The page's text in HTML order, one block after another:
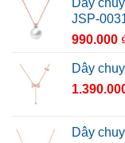
JSP-
990.000
Dây
Dây